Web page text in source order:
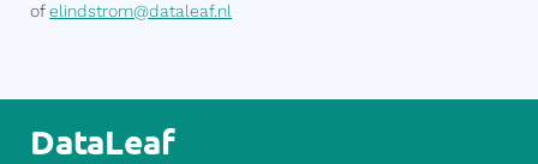
ofelindstrom@dataleaf.nl
DataLeaf